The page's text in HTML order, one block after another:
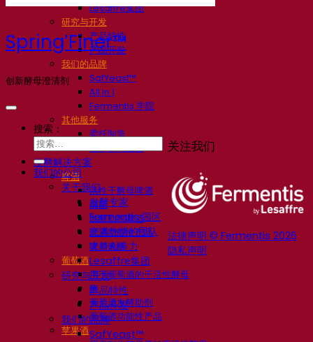
Lesaffre集团
研究与开发
产品特性
产品开发
我们的品牌
SafYeast™
All In 1
Fermentis 学院
其他服务
委托制造
酒水饮料品鉴
发酵解决方案
啤酒
活性干酵母啤酒
细菌
发酵助剂啤酒
啤酒功能性产品
啤酒风格
葡萄酒
用于葡萄酒的干活性酵母
酶
葡萄酒发酵助剂
葡萄酒功能性产品
苹果酒
Spring’Finer™
创新酵母澄清剂
关注我们
法律声明 © Fermentis 2026
隐私声明
搜索：
我们的公司
关于我们
发酵专家
Fermentis 园区
充满热情的团队
支持创造力
Lesaffre集团
研究与开发
产品特性
产品开发
我们的品牌
SafYeast™